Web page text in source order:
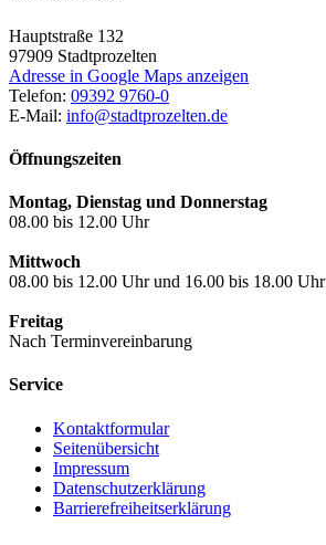
Hauptstraße 132
97909 Stadtprozelten
Adresse in Google Maps anzeigen
Telefon: 09392 9760-0
E-Mail: info@stadtprozelten.de
Öffnungszeiten
Montag, Dienstag und Donnerstag
08.00 bis 12.00 Uhr
Mittwoch
08.00 bis 12.00 Uhr und 16.00 bis 18.00 Uhr
Freitag
Nach Terminvereinbarung
Service
Kontaktformular
Seitenübersicht
Impressum
Datenschutzerklärung
Barrierefreiheitserklärung